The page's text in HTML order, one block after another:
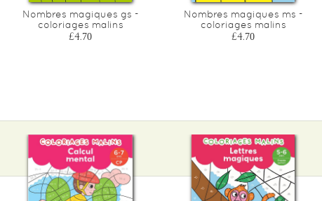
Nombres magiques gs -
coloriages malins
£4.70
Nombres magiques ms -
coloriages malins
£4.70